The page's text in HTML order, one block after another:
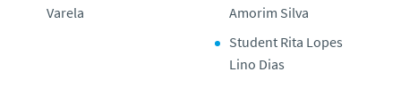
Varela
Amorim Silva
Student Rita Lopes
Lino Dias